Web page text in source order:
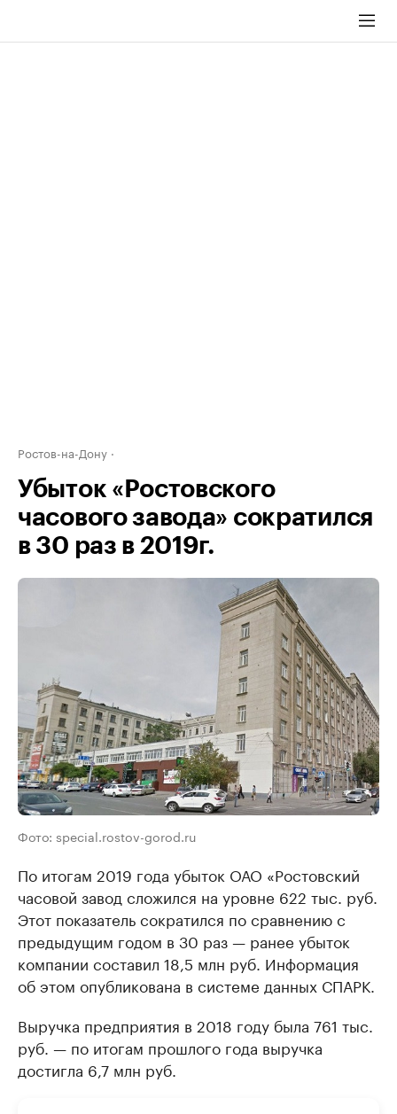
Ростов-на-Дону
Убыток «Ростовского
часового завода» сократился
в 30 раз в 2019г.
Фото: special.rostov-gorod.ru
По итогам 2019 года убыток ОАО «Ростовский
часовой завод сложился на уровне 622 тыс. руб.
Этот показатель сократился по сравнению с
предыдущим годом в 30 раз — ранее убыток
компании составил 18,5 млн руб. Информация
об этом опубликована в системе данных СПАРК.
Выручка предприятия в 2018 году была 761 тыс.
руб. — по итогам прошлого года выручка
достигла 6,7 млн руб.